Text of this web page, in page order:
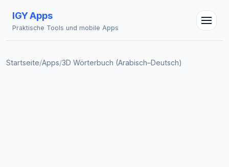
IGY Apps
Praktische Tools und mobile Apps
Startseite/Apps/3D Wörterbuch (Arabisch–Deutsch)